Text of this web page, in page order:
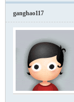
ganghao117